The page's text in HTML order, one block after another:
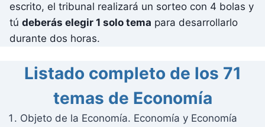
escrito, el tribunal realizará un sorteo con 4 bolas y
tú deberás elegir 1 solo tema para desarrollarlo
durante dos horas.
Listado completo de los 71
temas de Economía
Objeto de la Economía. Economía y Economía